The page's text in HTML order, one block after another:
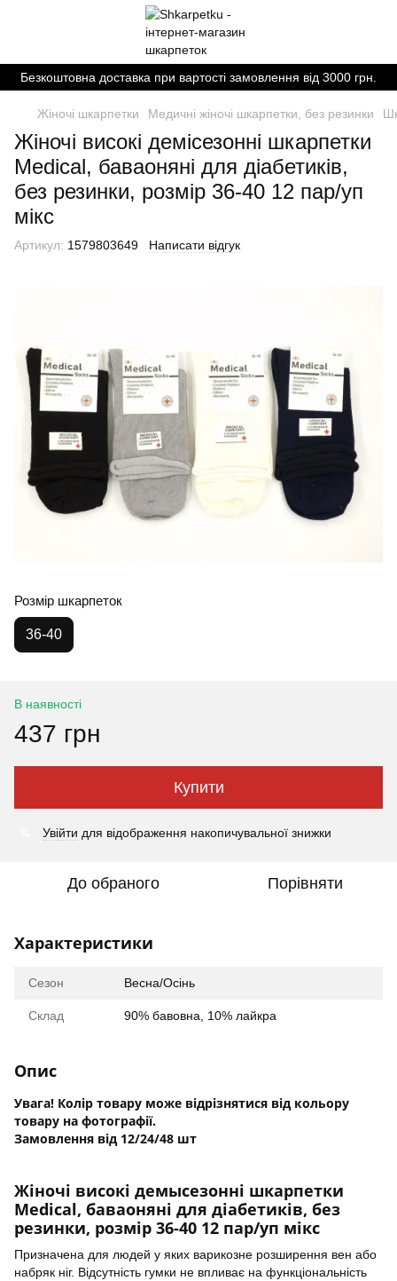
Безкоштовна доставка при вартості замовлення від 3000 грн.
Жіночі шкарпетки Медичні жіночі шкарпетки, без резинки
Жіночі високі демісезонні шкарпетки
Medical, баваоняні для діабетиків,
без резинки, розмір 36-40 12 пар/уп
мікс
Артикул: 1579803649 Написати відгук
Розмір шкарпеток
36-40
В наявності
437 грн
Купити
Увійти для відображення накопичувальної знижки
До обраного Порівняти
Характеристики
Сезон Весна/Осінь
Склад 90% бавовна, 10% лайкра
Опис
Увага! Колір товару може відрізнятися від кольору
товару на фотографії.
Замовлення від 12/24/48 шт
Жіночі високі демысезонні шкарпетки
Medical, баваоняні для діабетиків, без
резинки, розмір 36-40 12 пар/уп мікс
Призначена для людей у яких варикозне розширення вен або
набряк ніг. Відсутність гумки не впливає на функціональність